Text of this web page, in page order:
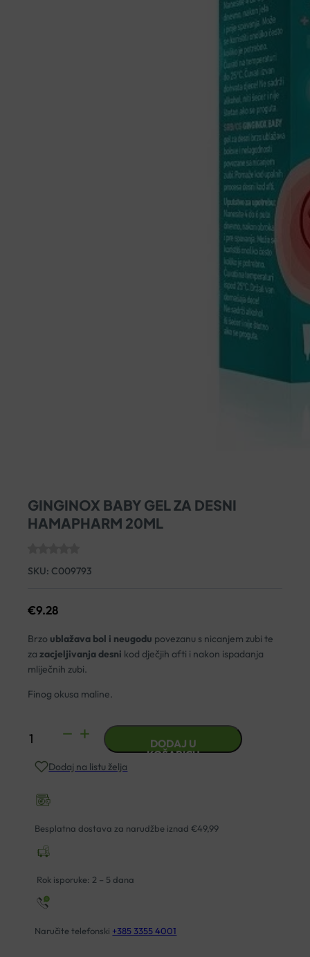
GINGINOX BABY GEL ZA DESNI
HAMAPHARM 20ML
SKU: C009793
€9.28
Brzo ublažava bol i neugodu povezanu s nicanjem zubi te
zazacjeljivanja desni kod dječjih afti i nakon ispadanja
mliječnih zubi.
Finog okusa maline.
GINGINOX
GEL
DESNI
HAMAPHARM
količina
DODAJ U
KOŠARICU
Dodaj na listu želja
Besplatna dostava za narudžbe iznad €49,99
Rok isporuke: 2 – 5 dana
Naručite telefonski +385 3355 4001